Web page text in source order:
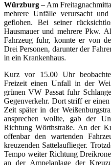
Würzburg – Am
mehrere Unfälle verursacht
geflohen. Bei seiner
Hausmauer und mehrere Pkw.
Fahrzeug fuhr, konnte er von
Drei Personen, darunter der
in ein Krankenhaus.
Kurz vor 15.00 Uhr
Freizeit einen Unfall in der
grünen VW Passat fuhr
Gegenverkehr. Dort striff er
Zeit später in der
ansprechen wollte, gab der
Richtung Wörthstraße. An der
offenbar den wartenden
kreuzenden Sattelauflieger.
Tempo weiter Richtung
an der Ampelanlage der